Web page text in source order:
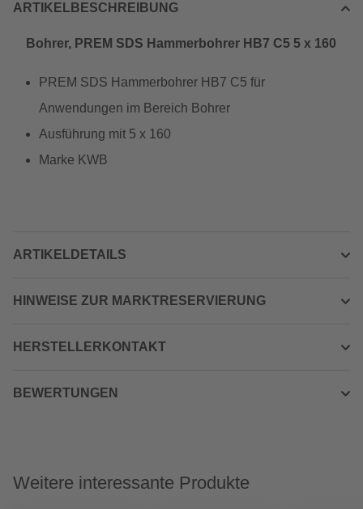
ARTIKELBESCHREIBUNG
Bohrer, PREM SDS Hammerbohrer HB7 C5 5 x 160
PREM SDS Hammerbohrer HB7 C5 für
Anwendungen im Bereich Bohrer
Ausführung mit 5 x 160
Marke KWB
ARTIKELDETAILS
HINWEISE ZUR MARKTRESERVIERUNG
HERSTELLERKONTAKT
BEWERTUNGEN
Weitere interessante Produkte